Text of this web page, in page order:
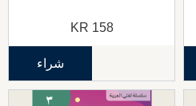
158
شراء